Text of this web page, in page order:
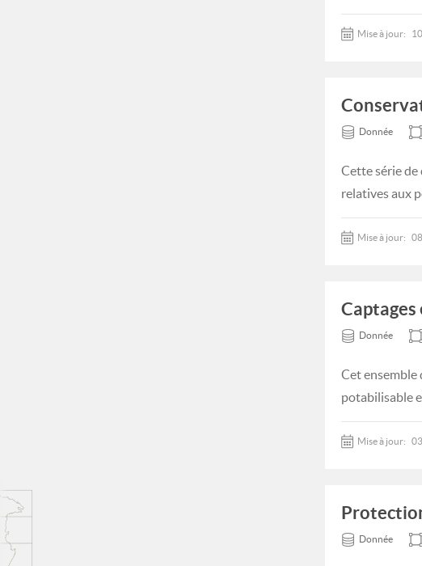
Mise à jour:
Donnée
Cette série
relatives aux
Mise à jour:
Donnée
Cet ensemble
potabilisable
Mise à jour:
Donnée